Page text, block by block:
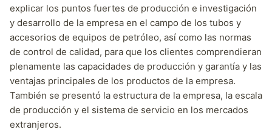
explicar los puntos fuertes de producción e investigación
y desarrollo de la empresa en el campo de los tubos y
accesorios de equipos de petróleo, así como las normas
de control de calidad, para que los clientes comprendieran
plenamente las capacidades de producción y garantía y las
ventajas principales de los productos de la empresa.
También se presentó la estructura de la empresa, la escala
de producción y el sistema de servicio en los mercados
extranjeros.